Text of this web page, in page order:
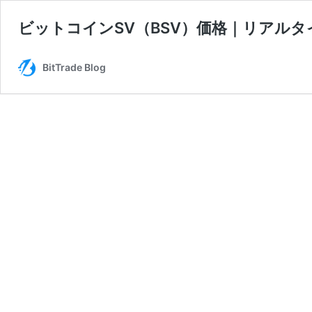
ビットコインSV（BSV）価格｜リアルタ
BitTrade Blog